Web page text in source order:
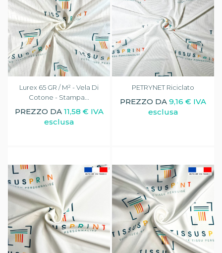
Lurex 65 GR / M² - Vela Di
Cotone - Stampa...
PREZZO DA 11,58 € IVA
esclusa
PETRYNET Riciclato
PREZZO DA 9,16 € IVA
esclusa